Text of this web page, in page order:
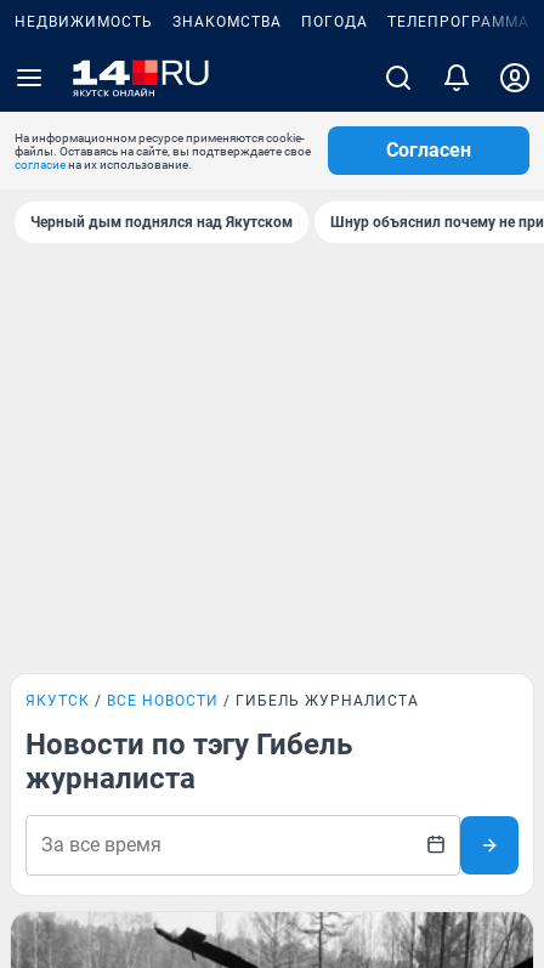
НЕДВИЖИМОСТЬ ЗНАКОМСТВА ПОГОДА ТЕЛЕПРОГРАММА
На информационном ресурсе применяются cookie-
файлы. Оставаясь на сайте, вы подтверждаете свое
согласиена их использование.
Согласен
Черный дым поднялся над Якутском Шнур объяснил почему не
ЯКУТСК ВСЕ НОВОСТИ ГИБЕЛЬ ЖУРНАЛИСТА
Новости по тэгу Гибель
журналиста